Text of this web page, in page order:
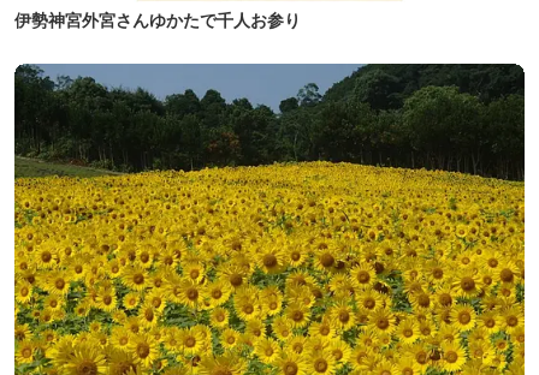
伊勢神宮外宮さんゆかたで千人お参り